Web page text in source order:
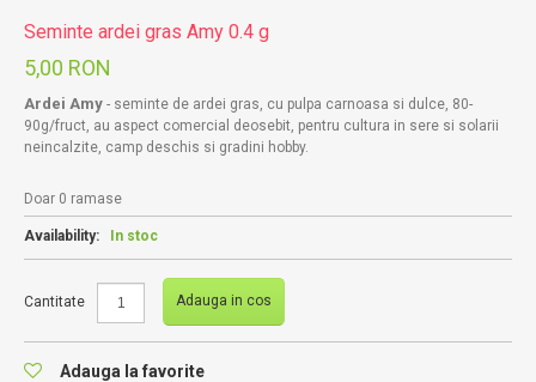
Seminte ardei gras Amy 0.4 g
5,00 RON
Ardei Amy - seminte de ardei gras, cu pulpa carnoasa si dulce, 80-
90g/fruct, au aspect comercial deosebit, pentru cultura in sere si solarii
neincalzite, camp deschis si gradini hobby.
Doar 0 ramase
Availability: In stoc
Cantitate Adauga in cos
Adauga la favorite